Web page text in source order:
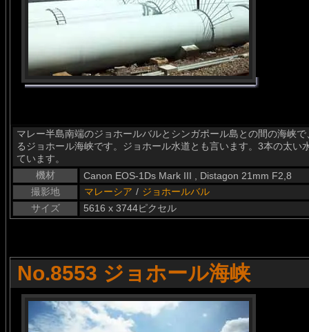
マレー半島南端のジョホールバルとシンガポール島との間の海峡
るジョホール海峡です。ジョホール水道とも言います。3本の太
ています。
機材
Canon EOS-1Ds Mark III , Distagon 21mm F2,8
撮影地
マレーシア / ジョホールバル
サイズ
5616 x 3744ピクセル
No.8553 ジョホール海峡